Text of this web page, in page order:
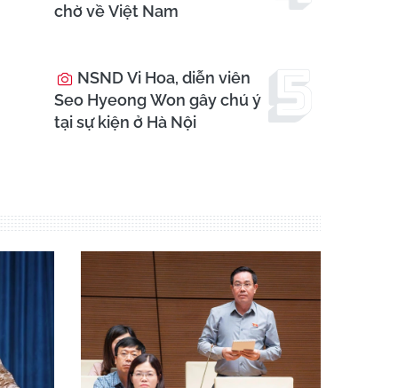
chờ về Việt Nam
NSND Vi Hoa, diễn viên
Seo Hyeong Won gây chú ý
tại sự kiện ở Hà Nội